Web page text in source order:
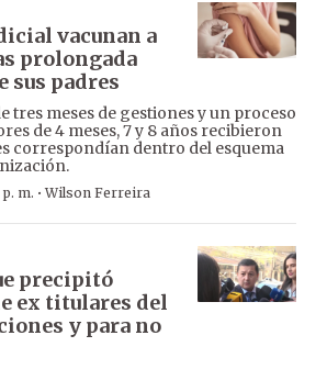
vacunan a
prolongada
sus padres
tres meses de gestiones y un proceso
de 4 meses, 7 y 8 años recibieron
correspondían dentro del esquema
m. ·Wilson Ferreira
precipitó
ex titulares del
y para no